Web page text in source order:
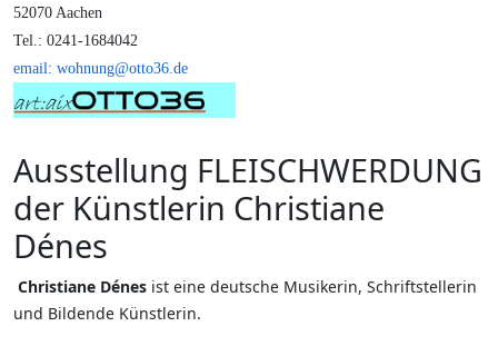
52070 Aachen
Tel.: 0241-1684042
email: wohnung@otto36.de
Ausstellung FLEISCHWERDUNG
der Künstlerin Christiane
Dénes
Christiane Dénes ist eine deutsche Musikerin, Schriftstellerin
und Bildende Künstlerin.